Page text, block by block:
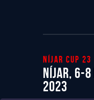
Níjar cup 23
Níjar, 6-8
2023